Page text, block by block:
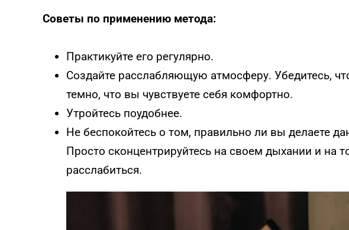
Советы по применению метода:
Практикуйте его регулярно.
Создайте расслабляющую атмосферу. Убедитесь,
темно, что вы чувствуете себя комфортно.
Утройтесь поудобнее.
Не беспокойтесь о том, правильно ли вы делаете
Просто сконцентрируйтесь на своем дыхании и на
расслабиться.